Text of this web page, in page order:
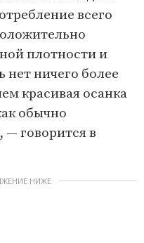
всего
плотности и
нет ничего более
красивая осанка
обычно
— говорится в
НИЖЕ